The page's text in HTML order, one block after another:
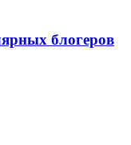
блогеров